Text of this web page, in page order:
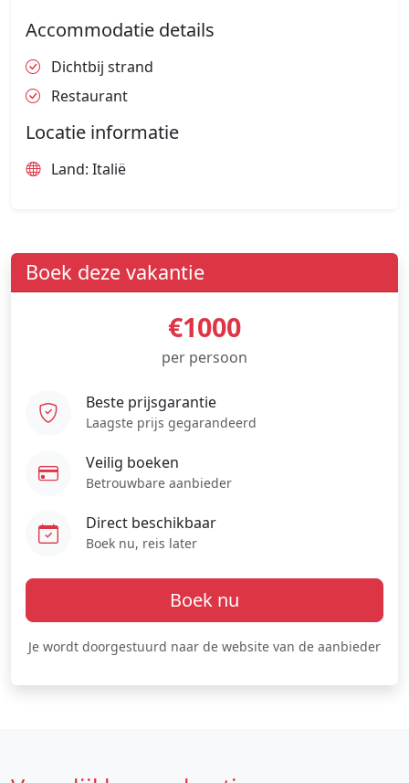
Accommodatie details
Dichtbij strand
Restaurant
Locatie informatie
Land: Italië
Boek deze vakantie
€1000
per persoon
Beste prijsgarantie
Laagste prijs gegarandeerd
Veilig boeken
Betrouwbare aanbieder
Direct beschikbaar
Boek nu, reis later
Boek nu
Je wordt doorgestuurd naar de website van de aanbieder